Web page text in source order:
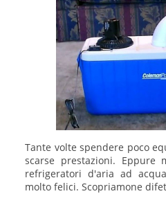
Tante volte spendere poco
scarse prestazioni. Eppure
refrigeratori d'aria ad
molto felici. Scopriamone